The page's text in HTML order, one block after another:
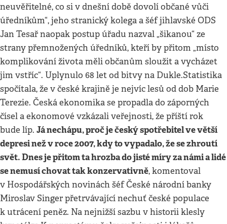
neuvěřitelné, co si v dnešní době dovolí občané vůči
úředníkům“, jeho stranický kolega a šéf jihlavské ODS
Jan Tesař naopak postup úřadu nazval „šikanou“ ze
strany přemnožených úředníků, kteří by přitom „místo
komplikování života měli občanům sloužit a vycházet
jim vstříc“. Uplynulo 68 let od bitvy na Dukle.Statistika
spočítala, že v české krajině je nejvíc lesů od dob Marie
Terezie. Česká ekonomika se propadla do záporných
čísel a ekonomové vzkázali veřejnosti, že příští rok
bude líp. Já nechápu, proč je český spotřebitel ve větší
depresi než v roce 2007, kdy to vypadalo, že se zhroutí
svět. Dnes je přitom ta hrozba do jisté míry za námi a lidé
se nemusí chovat tak konzervativně, komentoval
v Hospodářských novinách šéf České národní banky
Miroslav Singer přetrvávající nechuť české populace
k utrácení peněz. Na nejnižší sazbu v historii klesly